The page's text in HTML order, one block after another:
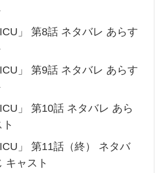
」 第8話 ネタバレ あらす
」 第9話 ネタバレ あらす
」 第10話 ネタバレ あら
」 第11話（終） ネタバ
キャスト